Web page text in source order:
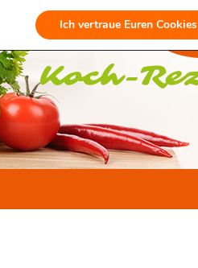
Ich vertraue Euren Cookies